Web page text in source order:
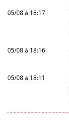
05/08 à 18:17
05/08 à 18:16
05/08 à 18:11